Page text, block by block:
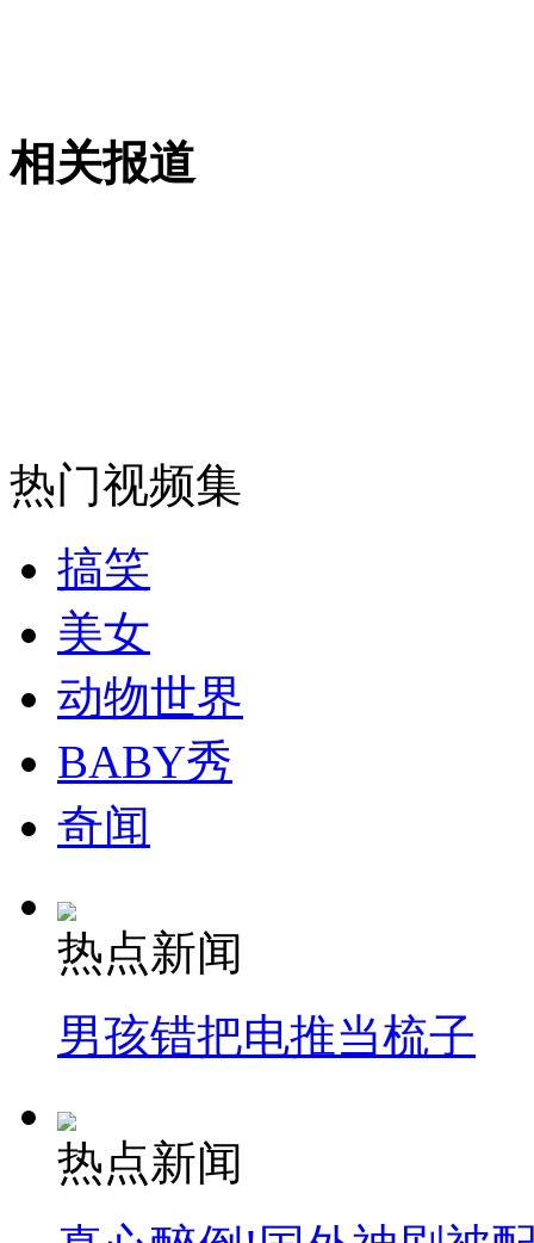
山西运城恶犬咬伤多人 警民合力深夜将其击毙
安徽一实载49人客车翻车
走！跟着总书记去植树
相关报道
热门视频集
搞笑
美女
动物世界
BABY秀
奇闻
热点新闻
男孩错把电推当梳子
热点新闻